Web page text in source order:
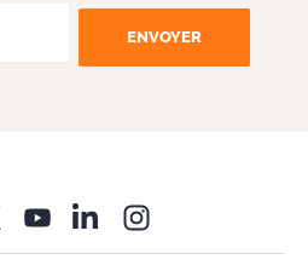
ENVOYER